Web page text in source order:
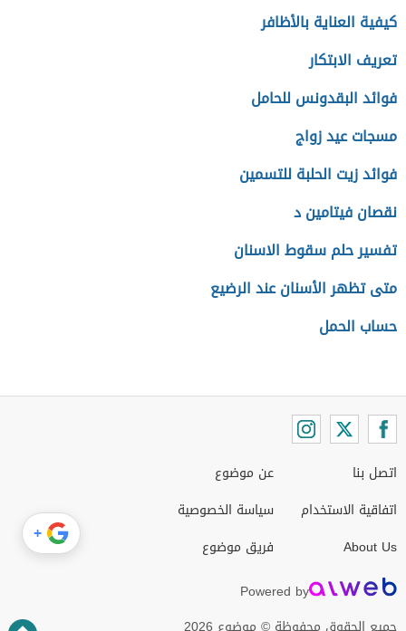
كيفية العناية بالأظافر
تعريف الابتكار
فوائد البقدونس للحامل
مسجات عيد زواج
فوائد زيت الحلبة للتسمين
نقصان فيتامين د
تفسير حلم سقوط الاسنان
متى تظهر الأسنان عند الرضيع
حساب الحمل
اتصل بنا
اتفاقية الاستخدام
About Us
عن موضوع
سياسة الخصوصية
فريق موضوع
Powered by
+